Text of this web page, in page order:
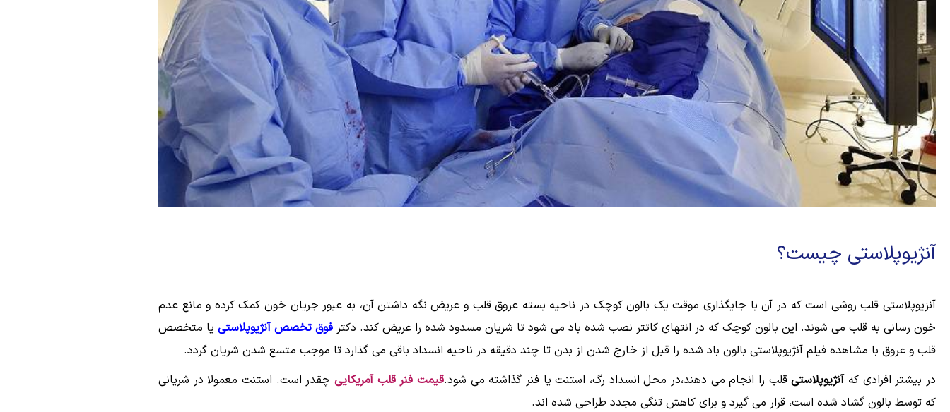
آنژیوپلاستی چیست؟
آنزیوپلاستی قلب روشی است که در آن با جایگذاری موقت یک بالون کوچک در ناحیه بسته عروق قلب و عریض نگه داشتن آن، به عبور جریان خون کمک کرده و مانع عدم
خون رسانی به قلب می شوند. این بالون کوچک که در انتهای کاتتر نصب شده باد می شود تا شریان مسدود شده را عریض کند. دکتر فوق تخصص آنژیوپلاستی یا متخصص
قلب و عروق با مشاهده فیلم آنژیوپلاستی بالون باد شده را قبل از خارج شدن از بدن تا چند دقیقه در ناحیه انسداد باقی می گذارد تا موجب متسع شدن شریان گردد.
در بیشتر افرادی کهآنژیوپلاستیقلب را انجام می دهند،در محل انسداد رگ، استنت یا فنر گذاشته می شود.قیمت فنر قلب آمریکایی چقدر است. استنت معمولا در شریانی
که توسط بالون گشاد شده است، قرار می گیرد و برای کاهش تنگی مجدد طراحی شده اند.